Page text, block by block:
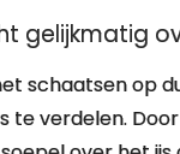
gelijkmatig
schaatsen op
te verdelen.